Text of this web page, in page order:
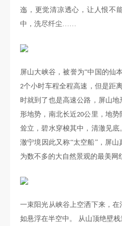
迤，更觉清凉透心，让人恨不
中，洗尽纤尘
屏山大峡谷，被誉为“中国的仙
2个小时车程全程高速，但是距
时就到了也是高速公路，屏山
形地势，南北长近20公里，地势
耸立，碧水穿梭其中，清澈见
澈宁境因此又称“太空船”，屏
为数不多的大自然景观的最美网
一束阳光从峡谷上空洒下来，
如悬浮在半空中。
从山顶绝壁